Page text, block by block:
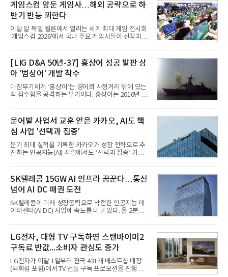
게임스컴 앞둔 게임사…해외 공략으로 하
반기 반등 꾀한다
이달 말 독일 쾰른에서 열리는 세계 최대 게임 전시회
'게임스컴 2026'에서 국내 주요 게임사들이 신작과 글
체별로 엇갈린 가운데 하반기 신작 흥행과 해외 시장
성과가 실적을 좌우할 핵심 변수로 떠오르고 있다.8일
업계에 따르면 올해 상반기 게임업계는 기업별 성적
표가 크게 갈렸다. 대표적으로 크래프톤은 'PUBG: 배
틀그라운드'의 안정적인 성장에 힘입어 상반기 연결
기준 매출 2조6616억원, 영업이익 9725억원으로 역
대 최대 실적을 기록했다. 엔씨도 올해 출시한 '아이온
동기 대
[LIG D&A 50년-37] 홍상어 성공 발판 삼
아 '범상어' 개발 착수
대잠무기체계 ‘홍상어’는 경어뢰 사정거리 밖에 있는
적 잠수함을 공격하는 무기이다. 홍상어는 2010년 넥
이뤄졌다. 이후 2012년 한국형 구축함(KDX-1) 이상
의 함정에 실전 배치됐다.그해 7월 해군은 동해상에서
성능 검증을 위해 홍상어 시험발사를 실시했다. 이때
홍상어가 목표 지점에서 입수한 후 표적을 타격하지
못하고 물속에서 멈춰버리는 예상 밖의 일이 벌어졌
다. 2차 품질확인 사격 시험에서도 만족스러운 결과를
얻지 못했다. 완벽한 신뢰성 확보를 위해 LIG넥스원은
분야를
문어발 사업서 교훈 얻은 카카오, AI도 핵
심 사업 '선택과 집중'
분기 최대 실적을 기록한 카카오가 성장 전략으로 추
진하는 인공지능(AI) 사업에서도 ‘선택과 집중’ 기조
라 투자에 나서는 것과 달리, 카카오는 ‘카카오톡’이
라는 플랫폼 경쟁력을 활용한 AI 에이전트 서비스에
집중하는 전략이다. 과거 무리한 사업 확장 과정에서
겪었던 시행착오를 되풀이하지 않고 핵심 역량에 집
중하겠다는 취지로 풀이된다.7일 업계에 따르면 카카
오는 올해 2분기 연결 기준 매출 2조985억원, 영업이
익 2770억원을 기록했다. 전년 동기 대비 매출과 영업
은 4884억
SK텔레콤 15GW AI 인프라 꿈꾼다…통신
넘어 AI DC 패권 도전
SK텔레콤이 미래 성장동력으로 낙점한 인공지능 데
이터센터(AI DC) 사업에 속도를 내고 있다. 올 2분기
는 2035년까지 총 15GW(기가와트) 규모의 AI DC를
구축하겠다는 대형 청사진을 제시하면서다. 이에 따
라 경쟁 구도 역시 이동통신사인 KT, LG유플러스를
넘어 네이버, 삼성SDS 등 IT 인프라 기업으로 확장되
고 있다.7일 SK텔레콤에 따르면 회사는 올해 2분기
연결 기준 매출 4조 3591억원, 영업이익 5660억원을
기록했다. 매출은 전년 동기 대비 0.5%, 영업이익은
LG전자, 대형 TV 구독하면 스탠바이미2
구독료 반값...소비자 관심도 증가
LG전자가 이달 1일부터 전국 431개 베스트샵 매장
(백화점 포함)에서 TV 번들 구독 프로모션을 진행하고